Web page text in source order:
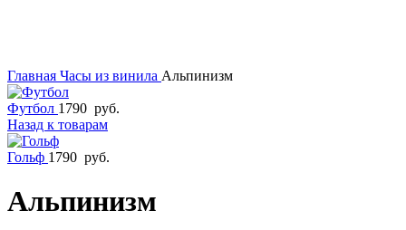
Главная Часы из винила Альпинизм
Футбол 1790 руб.
Назад к товарам
Гольф 1790 руб.
Альпинизм